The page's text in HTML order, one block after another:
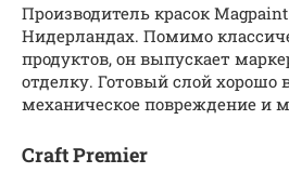
Производитель красок
Нидерландах. Помимо
продуктов, он выпускает
отделку. Готовый слой хорошо
механическое повреждение и
Craft Premier